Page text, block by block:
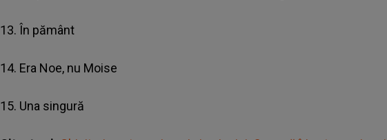
13. În pământ
14. Era Noe, nu Moise
15. Una singură